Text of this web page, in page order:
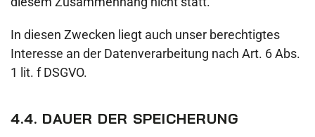
In diesen Zwecken liegt auch unser berechtigtes
Interesse an der Datenverarbeitung nach Art. 6 Abs.
1 lit. f DSGVO.
4.4. DAUER DER SPEICHERUNG